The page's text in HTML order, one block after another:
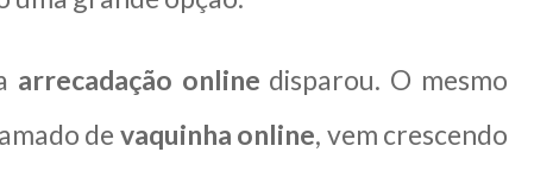
arrecadação online disparou. O mesmo
de vaquinha online, vem crescendo